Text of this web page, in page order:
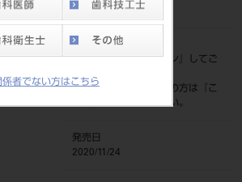
係者でない方はこちら
4963931140145
標準価格
価格の確認は『ログイン
』してご
ネット会員登録がまだの方は『
こ
ちら』より登録ください。
発売日
2020/11/24